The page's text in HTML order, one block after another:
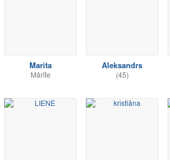
Marita
Mārīte
Aleksandrs
(45)